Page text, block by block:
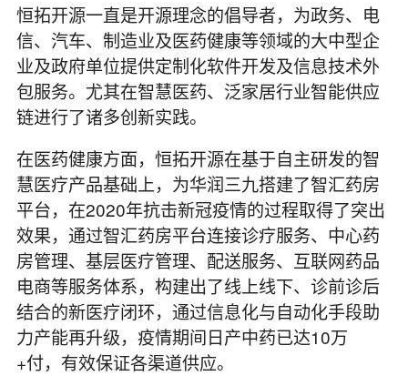
恒拓开源一直是开源理念的倡导者，为政务、电
信、汽车、制造业及医药健康等领域的大中型企
业及政府单位提供定制化软件开发及信息技术外
包服务。尤其在智慧医药、泛家居行业智能供应
链进行了诸多创新实践。
在医药健康方面，恒拓开源在基于自主研发的智
慧医疗产品基础上，为华润三九搭建了智汇药房
平台，在2020年抗击新冠疫情的过程取得了突出
效果，通过智汇药房平台连接诊疗服务、中心药
房管理、基层医疗管理、配送服务、互联网药品
电商等服务体系，构建出了线上线下、诊前诊后
结合的新医疗闭环，通过信息化与自动化手段助
力产能再升级，疫情期间日产中药已达10万
+付，有效保证各渠道供应。